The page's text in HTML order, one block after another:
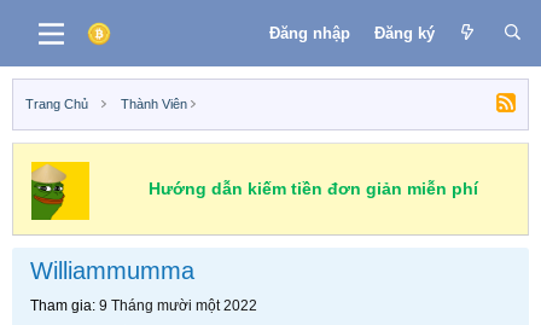
Đăng nhập Đăng ký
Trang Chủ Thành Viên
Hướng dẫn kiếm tiền đơn giản miễn phí
Williammumma
Tham gia 9 Tháng mười một 2022